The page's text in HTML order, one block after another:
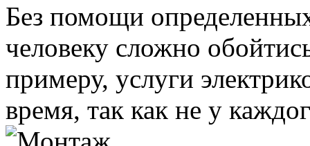
Без помощи
человеку сложно
примеру, услуги
время, так как не у